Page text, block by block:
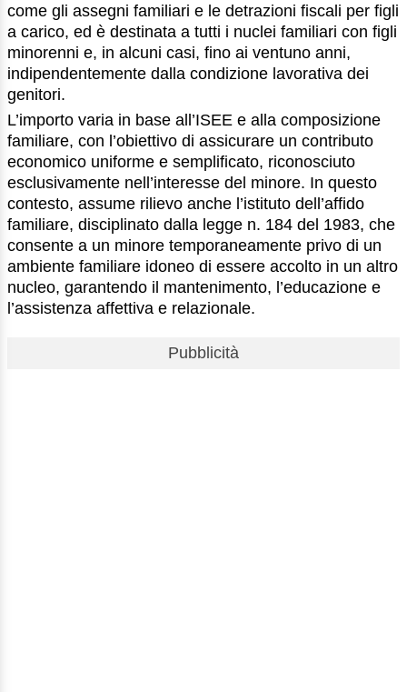
come gli assegni familiari e le detrazioni fiscali per figli
a carico, ed è destinata a tutti i nuclei familiari con figli
minorenni e, in alcuni casi, fino ai ventuno anni,
indipendentemente dalla condizione lavorativa dei
genitori.
L’importo varia in base all’ISEE e alla composizione
familiare, con l’obiettivo di assicurare un contributo
economico uniforme e semplificato, riconosciuto
esclusivamente nell’interesse del minore. In questo
contesto, assume rilievo anche l’istituto dell’affido
familiare, disciplinato dalla legge n. 184 del 1983, che
consente a un minore temporaneamente privo di un
ambiente familiare idoneo di essere accolto in un altro
nucleo, garantendo il mantenimento, l’educazione e
l’assistenza affettiva e relazionale.
Pubblicità